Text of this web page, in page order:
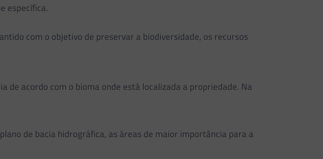
específica.
com o objetivo de preservar a biodiversidade, os recursos
de acordo com o bioma onde está localizada a propriedade. Na
de bacia hidrográfica, as áreas de maior importância para a